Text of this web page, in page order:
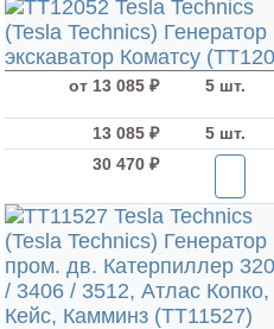
от 13 085 ₽
5 шт.
13 085 ₽ 5 шт.
30 470 ₽